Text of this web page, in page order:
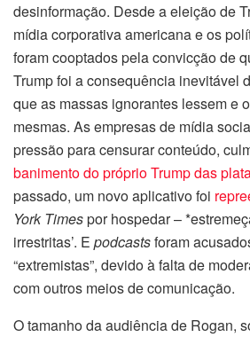
desinformação. Desde a eleição de
mídia corporativa americana e os
foram cooptados pela convicção de
Trump foi a consequência inevitável
que as massas ignorantes lessem e
mesmas. As empresas de mídia
pressão para censurar conteúdo,
banimento do próprio Trump das
passado, um novo aplicativo foi
York Timespor hospedar –
irrestritas’. E podcastsforam
“extremistas”, devido à falta de
com outros meios de comunicação.
O tamanho da audiência de Rogan,